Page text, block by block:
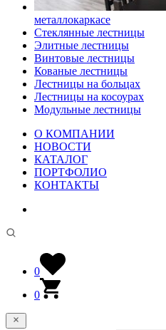
металлокаркасе
Стеклянные лестницы
Элитные лестницы
Винтовые лестницы
Кованые лестницы
Лестницы на больцах
Лестницы на косоурах
Модульные лестницы
О КОМПАНИИ
НОВОСТИ
КАТАЛОГ
ПОРТФОЛИО
КОНТАКТЫ
0
0